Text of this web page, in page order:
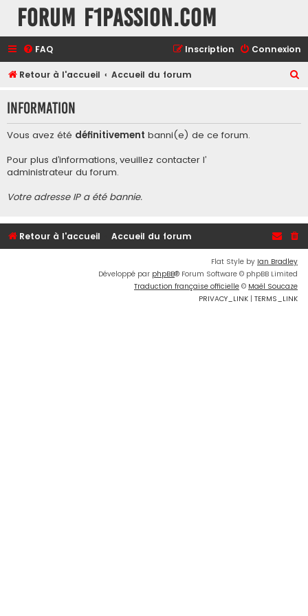
Forum F1Passion.com
FAQ Connexion
Inscription
Retour à l'accueil Accueil du forum
h
Information
Vous avez été définitivement banni(e) de ce forum.
Pour plus d’informations, veuillez contacter l’
administrateur du forum.
Votre adresse IP a été bannie.
Retour à l'accueil Accueil du forum
Flat Style by Ian Bradley
Développé par phpBB® Forum Software © phpBB Limited
Traduction française officielle © Maël Soucaze
PRIVACY_LINK | TERMS_LINK